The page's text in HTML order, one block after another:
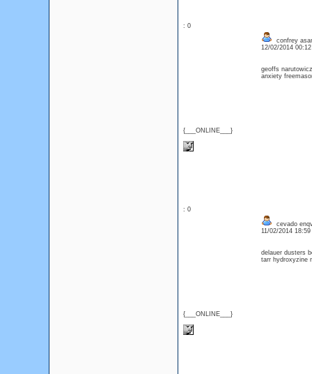
: 0
{___ONLINE___}
confrey
12/02/2014
geoffs
anxiety
: 0
{___ONLINE___}
cevado
11/02/2014
delauer dusters
tarr hydroxyzine